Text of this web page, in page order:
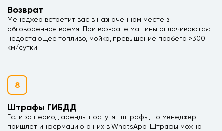
Возврат
Менеджер встретит вас в назначенном месте в
обговоренное время. При возврате машины оплачиваются:
недостающее топливо, мойка, превышение пробега >300
км/сутки.
8
Штрафы ГИБДД
Если за период аренды поступят штрафы, то менеджер
пришлет информацию о них в WhatsApp. Штрафы можно